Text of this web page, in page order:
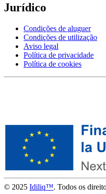
Jurídico
Condições de aluguer
Condições de utilização
Aviso legal
Política de privacidade
Política de cookies
© 2025 Idiliq™. Todos os